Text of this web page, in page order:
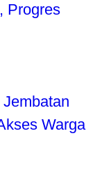
Progres
Warga